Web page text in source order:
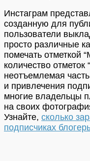
Инстаграм
созданную для
пользователи
просто различные
помечать отметкой
количество
неотъемлемая
и привлечения
многие владельцы
на своих
Узнайте, сколько
подписчиках